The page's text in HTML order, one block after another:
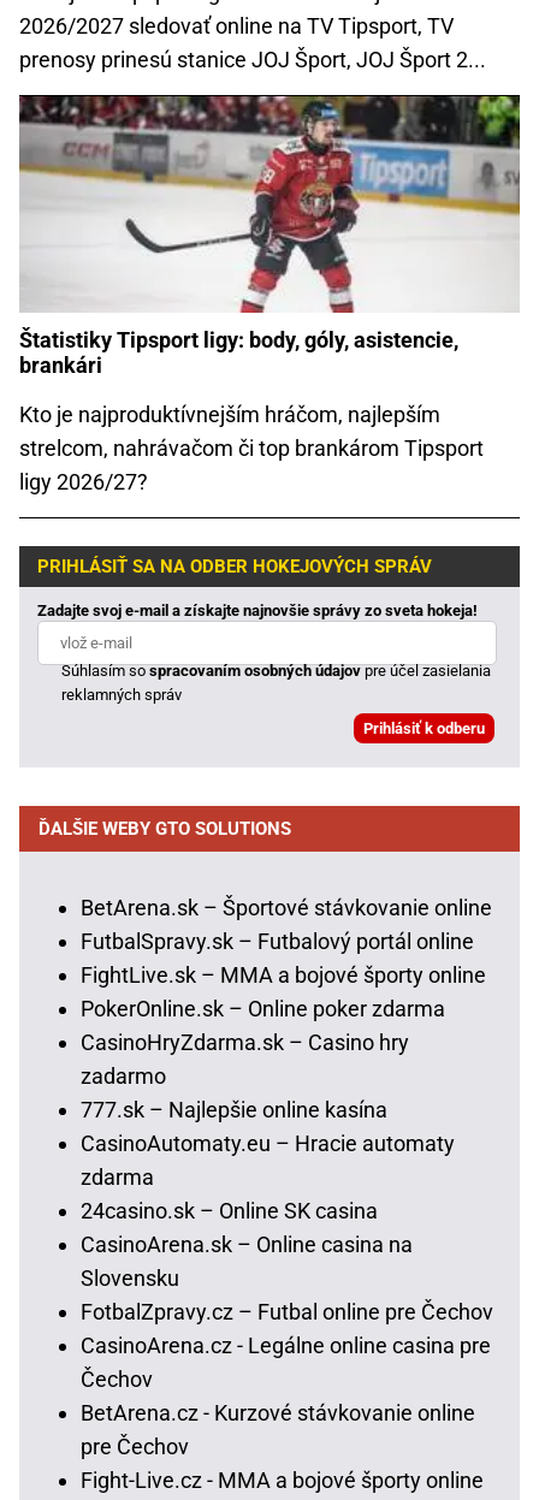
2026/2027 sledovať online na TV Tipsport, TV
prenosy prinesú stanice JOJ Šport, JOJ Šport 2...
Štatistiky Tipsport ligy: body, góly, asistencie,
brankári
Kto je najproduktívnejším hráčom, najlepším
strelcom, nahrávačom či top brankárom Tipsport
ligy 2026/27?
PRIHLÁSIŤ SA NA ODBER HOKEJOVÝCH SPRÁV
Zadajte svoj e-mail a získajte najnovšie správy zo sveta hokeja!
Súhlasím sospracovaním osobných údajovpre účel zasielania
reklamných správ
ĎALŠIE WEBY GTO SOLUTIONS
BetArena.sk – Športové stávkovanie online
FutbalSpravy.sk – Futbalový portál online
FightLive.sk – MMA a bojové športy online
PokerOnline.sk – Online poker zdarma
CasinoHryZdarma.sk – Casino hry
zadarmo
777.sk – Najlepšie online kasína
CasinoAutomaty.eu – Hracie automaty
zdarma
24casino.sk – Online SK casina
CasinoArena.sk – Online casina na
Slovensku
FotbalZpravy.cz – Futbal online pre Čechov
CasinoArena.cz - Legálne online casina pre
Čechov
BetArena.cz - Kurzové stávkovanie online
pre Čechov
Fight-Live.cz - MMA a bojové športy online